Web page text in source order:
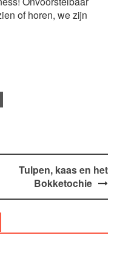
of horen, we zijn
Tulpen, kaas en het
Bokketochie